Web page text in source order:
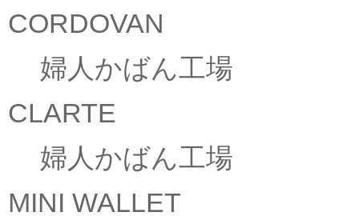
CORDOVAN
婦人かばん工場
CLARTE
婦人かばん工場
MINI WALLET